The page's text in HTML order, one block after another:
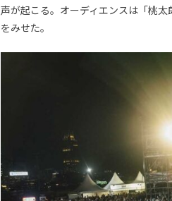
声が起こる。オーディエンスは「桃
をみせた。